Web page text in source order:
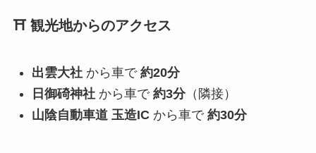
⛩️ 観光地からのアクセス
出雲大社から車で 約20分
日御碕神社から車で 約3分（隣接）
山陰自動車道 玉造ICから車で 約30分